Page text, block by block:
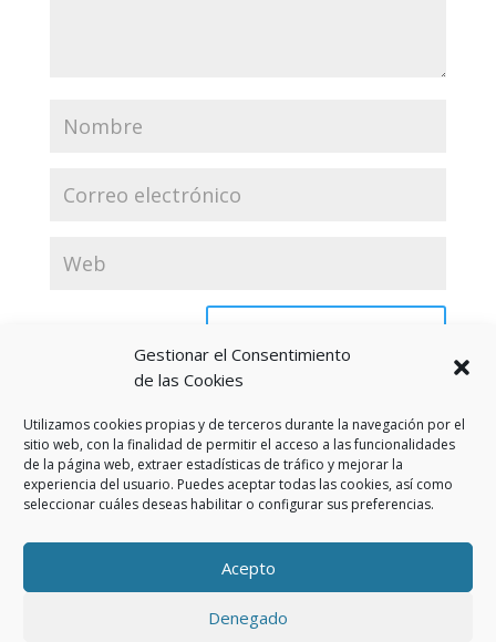
Gestionar el Consentimiento
de las Cookies
Utilizamos cookies propias y de terceros durante la navegación por el
sitio web, con la finalidad de permitir el acceso a las funcionalidades
de la página web, extraer estadísticas de tráfico y mejorar la
experiencia del usuario. Puedes aceptar todas las cookies, así como
seleccionar cuáles deseas habilitar o configurar sus preferencias.
Acepto
Denegado
Política de privacidad
Política de cookies (UE)
Política privacidad RSS